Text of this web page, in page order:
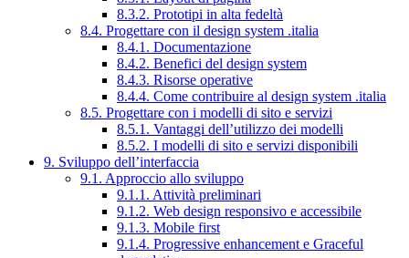
8.3.2. Prototipi in alta fedeltà
8.4. Progettare con il design system .italia
8.4.1. Documentazione
8.4.2. Benefici del design system
8.4.3. Risorse operative
8.4.4. Come contribuire al design system .italia
8.5. Progettare con i modelli di sito e servizi
8.5.1. Vantaggi dell’utilizzo dei modelli
8.5.2. I modelli di sito e servizi disponibili
9. Sviluppo dell’interfaccia
9.1. Approccio allo sviluppo
9.1.1. Attività preliminari
9.1.2. Web design responsivo e accessibile
9.1.3. Mobile first
9.1.4. Progressive enhancement e Graceful